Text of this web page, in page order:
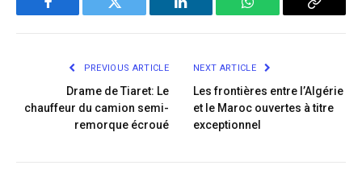
Facebook Twitter LinkedIn WhatsApp Copy
PREVIOUS ARTICLE
Drame de Tiaret: Le
chauffeur du camion semi-
remorque écroué
NEXT ARTICLE
Les frontières entre l’Algérie
et le Maroc ouvertes à titre
exceptionnel